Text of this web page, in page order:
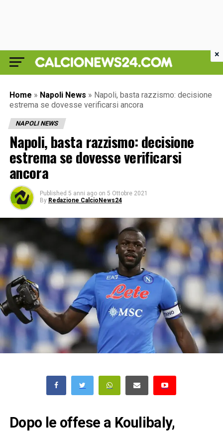
Home » Napoli News » Napoli, basta razzismo: decisione
estrema se dovesse verificarsi ancora
NAPOLI NEWS
Napoli, basta razzismo: decisione
estrema se dovesse verificarsi
ancora
Published 5 anni ago on 5 Ottobre 2021
By Redazione CalcioNews24
Dopo le offese a Koulibaly,
×